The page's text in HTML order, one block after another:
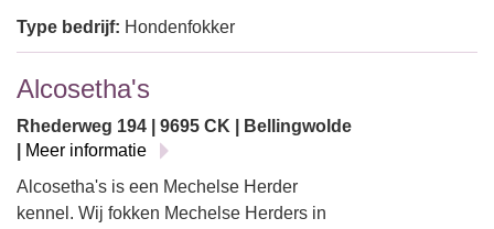
Type bedrijf: Hondenfokker
Alcosetha's
Rhederweg 194 | 9695 CK | Bellingwolde
Meer informatie
Alcosetha's is een Mechelse Herder
kennel. Wij fokken Mechelse Herders in